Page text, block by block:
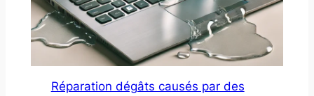
Réparation dégâts causés par des